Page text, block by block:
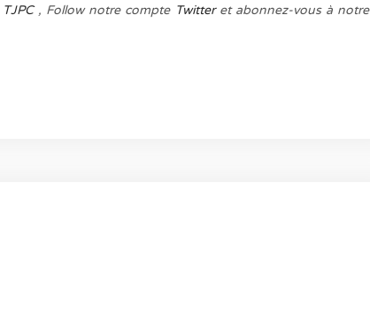
TJPC, Follow notre compte Twitteret abonnez-vous à notre